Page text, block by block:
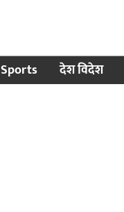
Sports देश विदेश